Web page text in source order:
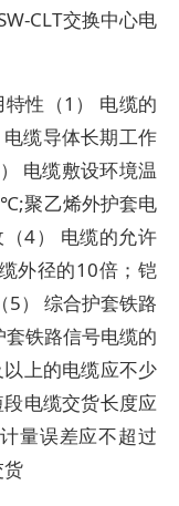
CLT交换中心电
性（1） 电缆的
缆导体长期工作
电缆敷设环境温
聚乙烯外护套电
4） 电缆的允许
外径的10倍；铠
5） 综合护套铁路
铁路信号电缆的
上的电缆应不少
电缆交货长度应
量误差应不超过